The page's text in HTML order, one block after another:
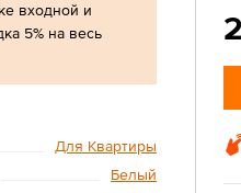
входной и
5% на весь
Для Квартиры
Белый